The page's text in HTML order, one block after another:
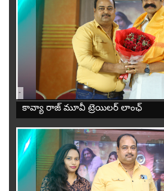
-
కావ్యా రాజ్ మూవీ ట్రెయిలర్ లాంఛ్